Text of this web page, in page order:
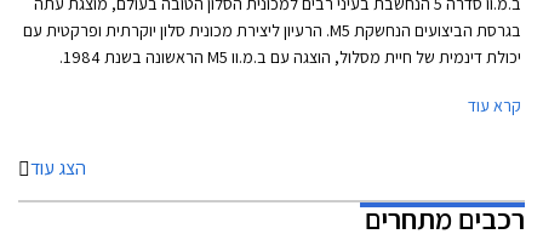
בגרסת הביצועים הנחשקת M5. הרעיון ליצירת מכונית סלון יוקרתית ופרקטית עם
יכולת דינמית של חיית מסלול, הוצגה עם ב.מ.וו M5 הראשונה בשנת 1984.
עבורה ולה יתרונות רבים בכל הנוגע לאחיזת כביש והעברת הכוח אל האספלט.
החלקה. המערכת מאפשרת לנהג בחירה בין 5 מצבי נהיגה ביניהם מצב הנעה
קרא עוד
הצג עוד
רכבים מתחרים